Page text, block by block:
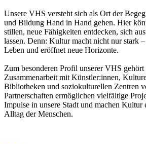
Unsere VHS versteht sich als Ort der
und Bildung Hand in Hand gehen. Hier
stillen, neue Fähigkeiten entdecken, sich
lassen. Denn: Kultur macht nicht nur stark –
Leben und eröffnet neue Horizonte.
Zum besonderen Profil unserer VHS gehört
Zusammenarbeit mit Künstler:innen,
Bibliotheken und soziokulturellen Zentren
Partnerschaften ermöglichen vielfältige
Impulse in unsere Stadt und machen Kultur
Alltag der Menschen.